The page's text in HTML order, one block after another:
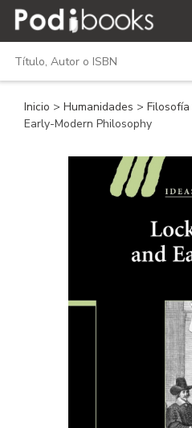
Inicio > Humanidades > Filosofía
Early-Modern Philosophy